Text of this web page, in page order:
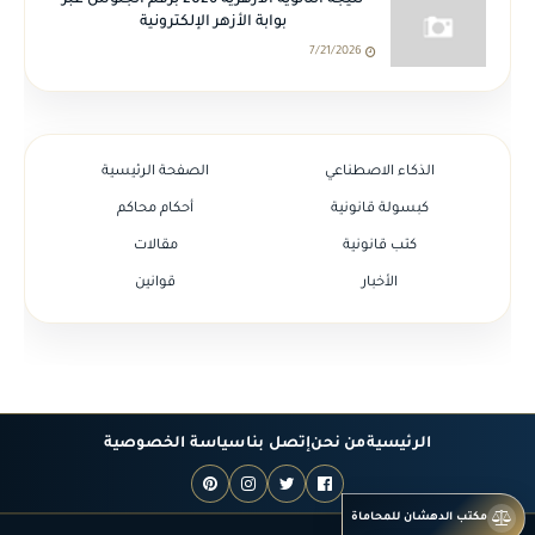
بوابة الأزهر الإلكترونية
7/21/2026
الصفحة الرئيسية الذكاء الاصطناعي
أحكام محاكم كبسولة قانونية
مقالات كتب قانونية
قوانين الأخبار
الرئيسيةمن نحنإتصل بناسياسة الخصوصية
مكتب الدهشان للمحاماة